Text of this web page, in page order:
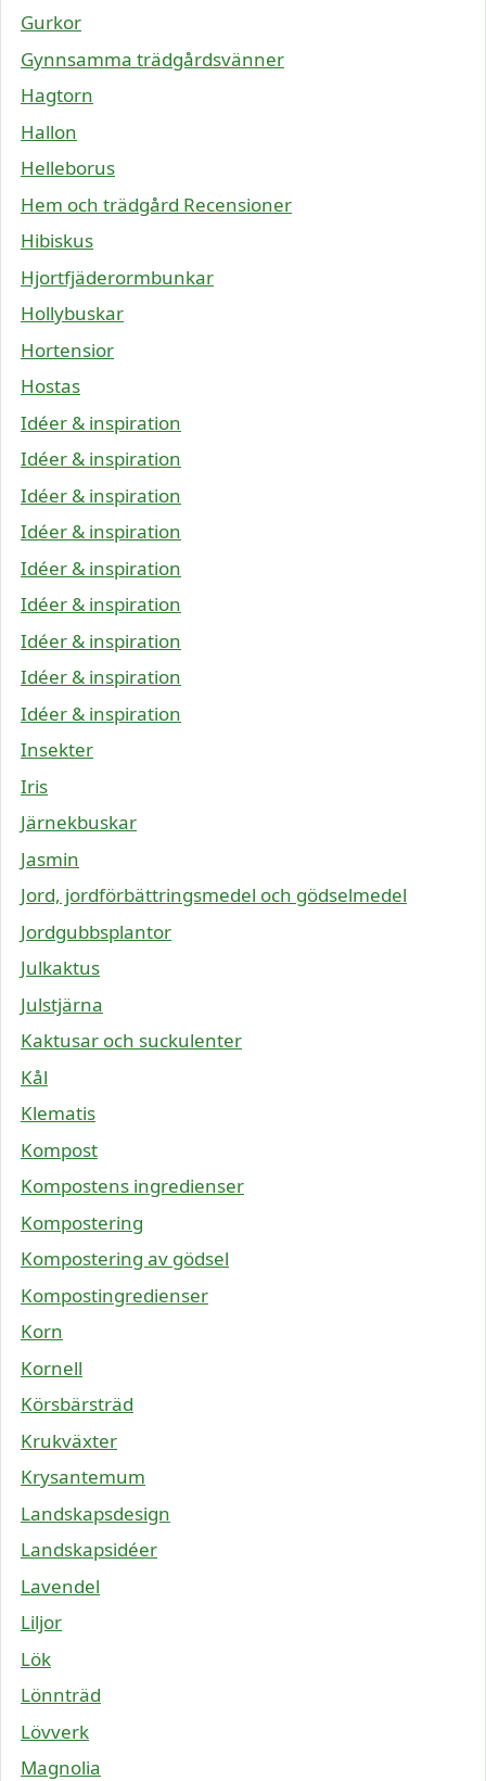
Gurkor
Gynnsamma trädgårdsvänner
Hagtorn
Hallon
Helleborus
Hem och trädgård Recensioner
Hibiskus
Hjortfjäderormbunkar
Hollybuskar
Hortensior
Hostas
Idéer & inspiration
Idéer & inspiration
Idéer & inspiration
Idéer & inspiration
Idéer & inspiration
Idéer & inspiration
Idéer & inspiration
Idéer & inspiration
Idéer & inspiration
Insekter
Iris
Järnekbuskar
Jasmin
Jord, jordförbättringsmedel och gödselmedel
Jordgubbsplantor
Julkaktus
Julstjärna
Kaktusar och suckulenter
Kål
Klematis
Kompost
Kompostens ingredienser
Kompostering
Kompostering av gödsel
Kompostingredienser
Korn
Kornell
Körsbärsträd
Krukväxter
Krysantemum
Landskapsdesign
Landskapsidéer
Lavendel
Liljor
Lök
Lönnträd
Lövverk
Magnolia